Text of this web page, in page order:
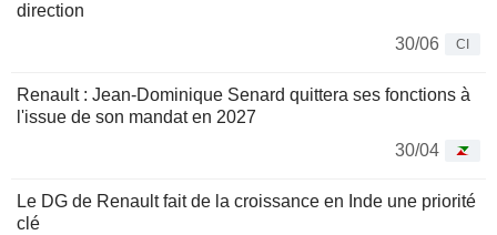
direction
30/06
CI
Renault : Jean-Dominique Senard quittera ses fonctions à
l'issue de son mandat en 2027
30/04
Le DG de Renault fait de la croissance en Inde une priorité
clé